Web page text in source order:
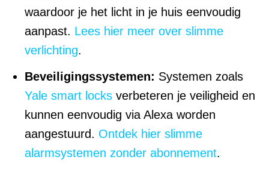
waardoor je het licht in je huis eenvoudig
aanpast. Lees hier meer over slimme
verlichting.
Beveiligingssystemen: Systemen zoals
Yale smart locks verbeteren je veiligheid en
kunnen eenvoudig via Alexa worden
aangestuurd. Ontdek hier slimme
alarmsystemen zonder abonnement.